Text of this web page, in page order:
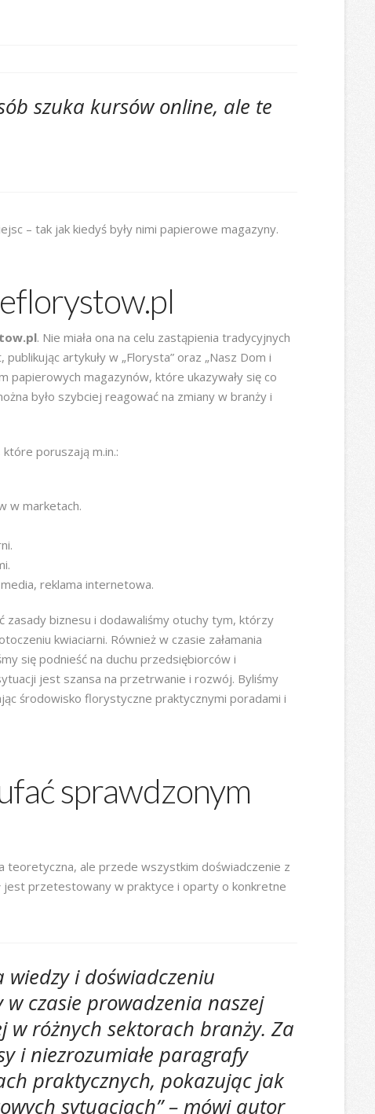
szuka kursów online, ale te
– tak jak kiedyś były nimi papierowe magazyny.
. Nie miała ona na celu zastąpienia tradycyjnych
artykuły w „Florysta” oraz „Nasz Dom i
papierowych magazynów, które ukazywały się co
było szybciej reagować na zmiany w branży i
poruszają m.in.:
w marketach.
reklama internetowa.
zasady biznesu i dodawaliśmy otuchy tym, którzy
kwiaciarni. Również w czasie załamania
się podnieść na duchu przedsiębiorców i
jest szansa na przetrwanie i rozwój. Byliśmy
środowisko florystyczne praktycznymi poradami i
sprawdzonym
teoretyczna, ale przede wszystkim doświadczenie z
jest przetestowany w praktyce i oparty o konkretne
wiedzy i doświadczeniu
czasie prowadzenia naszej
w różnych sektorach branży. Za
i niezrozumiałe paragrafy
praktycznych, pokazując jak
sytuacjach” – mówi autor